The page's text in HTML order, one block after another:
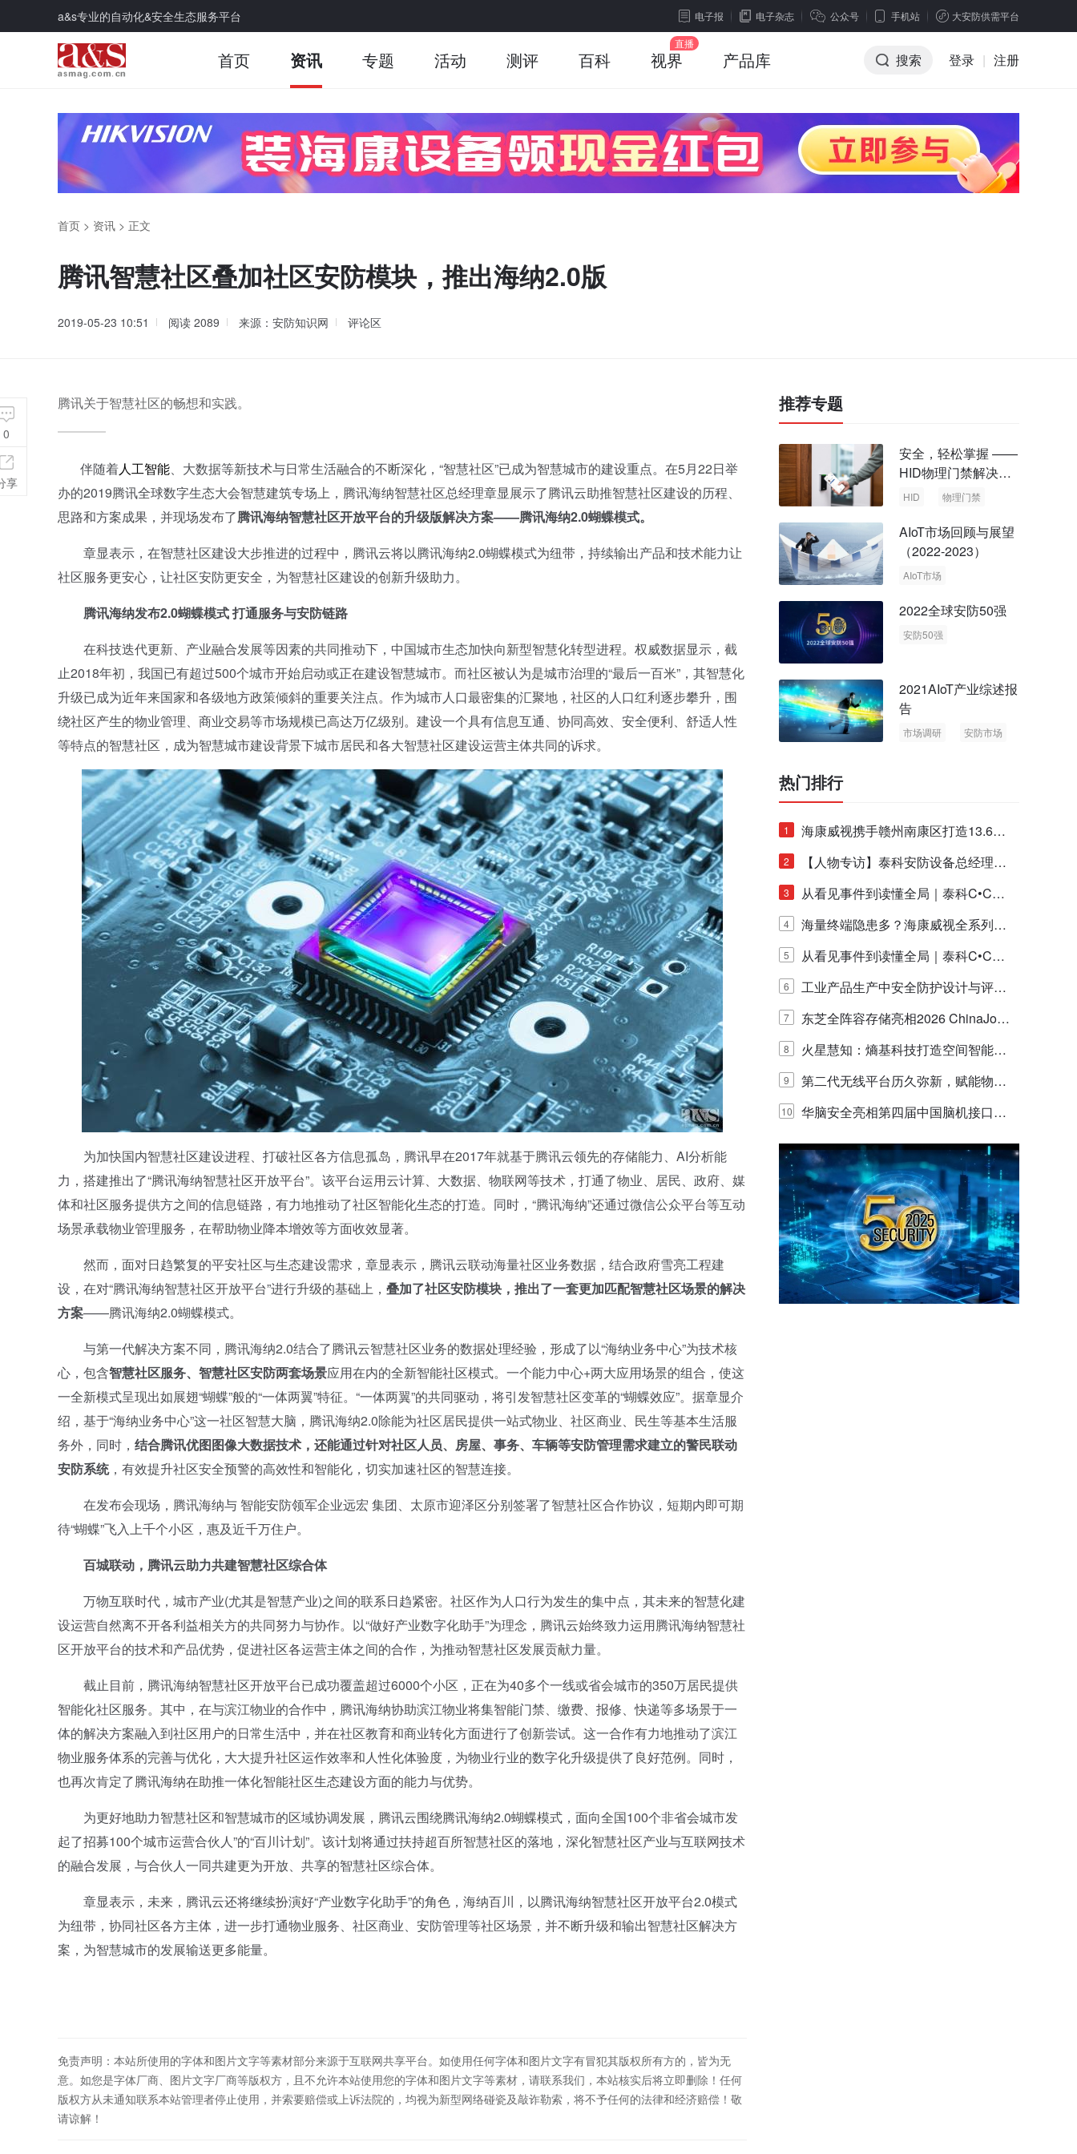
a&s专业的自动化&安全生态服务平台 电子报 电子杂志 公众号 手机站 大安防供需平台
首页 资讯 专题 活动 测评 百科 视界 产品库 搜索 登录 | 注册
首页 > 资讯 > 正文
腾讯智慧社区叠加社区安防模块，推出海纳2.0版
2019-05-23 10:51 阅读 2089 来源：安防知识网 评论区
腾讯关于智慧社区的畅想和实践。
伴随着人工智能、大数据等新技术与日常生活融合的不断深化，“智慧社区”已成为智慧城市的建设重点。在5月22日举
办的2019腾讯全球数字生态大会智慧建筑专场上，腾讯海纳智慧社区总经理章显展示了腾讯云助推智慧社区建设的历程、
思路和方案成果，并现场发布了腾讯海纳智慧社区开放平台的升级版解决方案——腾讯海纳2.0蝴蝶模式。
章显表示，在智慧社区建设大步推进的过程中，腾讯云将以腾讯海纳2.0蝴蝶模式为纽带，持续输出产品和技术能力让
社区服务更安心，让社区安防更安全，为智慧社区建设的创新升级助力。
腾讯海纳发布2.0蝴蝶模式 打通服务与安防链路
在科技迭代更新、产业融合发展等因素的共同推动下，中国城市生态加快向新型智慧化转型进程。权威数据显示，截
止2018年初，我国已有超过500个城市开始启动或正在建设智慧城市。而社区被认为是城市治理的“最后一百米”，其智慧化
升级已成为近年来国家和各级地方政策倾斜的重要关注点。作为城市人口最密集的汇聚地，社区的人口红利逐步攀升，围
绕社区产生的物业管理、商业交易等市场规模已高达万亿级别。建设一个具有信息互通、协同高效、安全便利、舒适人性
等特点的智慧社区，成为智慧城市建设背景下城市居民和各大智慧社区建设运营主体共同的诉求。
为加快国内智慧社区建设进程、打破社区各方信息孤岛，腾讯早在2017年就基于腾讯云领先的存储能力、AI分析能
力，搭建推出了“腾讯海纳智慧社区开放平台”。该平台运用云计算、大数据、物联网等技术，打通了物业、居民、政府、媒
体和社区服务提供方之间的信息链路，有力地推动了社区智能化生态的打造。同时，“腾讯海纳”还通过微信公众平台等互动
场景承载物业管理服务，在帮助物业降本增效等方面收效显著。
然而，面对日趋繁复的平安社区与生态建设需求，章显表示，腾讯云联动海量社区业务数据，结合政府雪亮工程建
设，在对“腾讯海纳智慧社区开放平台”进行升级的基础上， 叠加了社区安防模块，推出了一套更加匹配智慧社区场景的解决
方案——腾讯海纳2.0蝴蝶模式。
与第一代解决方案不同，腾讯海纳2.0结合了腾讯云智慧社区业务的数据处理经验，形成了以“海纳业务中心”为技术核
心，包含智慧社区服务、智慧社区安防两套场景应用在内的全新智能社区模式。一个能力中心+两大应用场景的组合，使这
一全新模式呈现出如展翅“蝴蝶”般的“一体两翼”特征。“一体两翼”的共同驱动，将引发智慧社区变革的“蝴蝶效应”。据章显介
绍，基于“海纳业务中心”这一社区智慧大脑，腾讯海纳2.0除能为社区居民提供一站式物业、社区商业、民生等基本生活服
务外，同时， 结合腾讯优图图像大数据技术，还能通过针对社区人员、房屋、事务、车辆等安防管理需求建立的警民联动
安防系统，有效提升社区安全预警的高效性和智能化，切实加速社区的智慧连接。
在发布会现场，腾讯海纳与 智能安防领军企业远宏 集团、太原市迎泽区分别签署了智慧社区合作协议，短期内即可期
待“蝴蝶”飞入上千个小区，惠及近千万住户。
百城联动，腾讯云助力共建智慧社区综合体
万物互联时代，城市产业(尤其是智慧产业)之间的联系日趋紧密。社区作为人口行为发生的集中点，其未来的智慧化建
设运营自然离不开各利益相关方的共同努力与协作。以“做好产业数字化助手”为理念，腾讯云始终致力运用腾讯海纳智慧社
区开放平台的技术和产品优势，促进社区各运营主体之间的合作，为推动智慧社区发展贡献力量。
截止目前，腾讯海纳智慧社区开放平台已成功覆盖超过6000个小区，正在为40多个一线或省会城市的350万居民提供
智能化社区服务。其中，在与滨江物业的合作中，腾讯海纳协助滨江物业将集智能门禁、缴费、报修、快递等多场景于一
体的解决方案融入到社区用户的日常生活中，并在社区教育和商业转化方面进行了创新尝试。这一合作有力地推动了滨江
物业服务体系的完善与优化，大大提升社区运作效率和人性化体验度，为物业行业的数字化升级提供了良好范例。同时，
也再次肯定了腾讯海纳在助推一体化智能社区生态建设方面的能力与优势。
为更好地助力智慧社区和智慧城市的区域协调发展，腾讯云围绕腾讯海纳2.0蝴蝶模式，面向全国100个非省会城市发
起了招募100个城市运营合伙人”的“百川计划”。该计划将通过扶持超百所智慧社区的落地，深化智慧社区产业与互联网技术
的融合发展，与合伙人一同共建更为开放、共享的智慧社区综合体。
章显表示，未来，腾讯云还将继续扮演好“产业数字化助手”的角色，海纳百川，以腾讯海纳智慧社区开放平台2.0模式
为纽带，协同社区各方主体，进一步打通物业服务、社区商业、安防管理等社区场景，并不断升级和输出智慧社区解决方
案，为智慧城市的发展输送更多能量。
免责声明：本站所使用的字体和图片文字等素材部分来源于互联网共享平台。如使用任何字体和图片文字有冒犯其版权所有方的，皆为无
意。如您是字体厂商、图片文字厂商等版权方，且不允许本站使用您的字体和图片文字等素材，请联系我们，本站核实后将立即删除！任何
版权方从未通知联系本站管理者停止使用，并索要赔偿或上诉法院的，均视为新型网络碰瓷及敲诈勒索，将不予任何的法律和经济赔偿！敬
请谅解！
0
享
推荐专题
安全，轻松掌握 ——
HID物理门禁解决方
案，启动智慧安全新
HID 物理门禁
AIoT市场回顾与展望
（2022-2023）
AIoT市场
2022全球安防50强
安防50强
2021AIoT产业综述报
告
市场调研
安防市场
热门排行
1
海康威视携手赣州南康区打造13.6公
里绿波网
2
【人物专访】泰科安防设备总经理张
宁解码安防出海新范式
3
从看见事件到读懂全局｜泰科C•CUR
E IQ 3.20开启安防运营智能新时代
4
海量终端隐患多？海康威视全系列物
联安全产品，四层守护更放心！
5
从看见事件到读懂全局｜泰科C•CUR
E IQ 3.20开启安防运营智能新时代
6
工业产品生产中安全防护设计与评估
的实践与探讨
7
东芝全阵容存储亮相2026 ChinaJo
y，以海量数据底座赋能“与AI同游”新
体验
8
火星慧知：熵基科技打造空间智能时
代的认知中枢
9
第二代无线平台历久弥新，赋能物联
网创新迭代
10
华脑安全亮相第四届中国脑机接口大
赛 工业安全脑机接口技术赢行业顶级
专家关注